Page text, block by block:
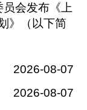
会发布《上
》（以下简
2026-08-07
2026-08-07